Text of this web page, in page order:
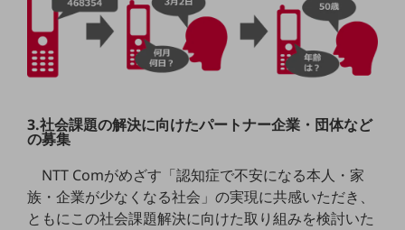
通信モジュール製品
衛星携帯電話
料金
料金TOP
ドコモBiz データ無制限 ドコモ MAX ドコモ mini ドコモBiz かけ放題
ケータイプラン
3.社会課題の解決に向けたパートナー企業・団体など
の募集
NTT Comがめざす「認知症で不安になる本人・家
族・企業が少なくなる社会」の実現に共感いただき、
ともにこの社会課題解決に向けた取り組みを検討いた